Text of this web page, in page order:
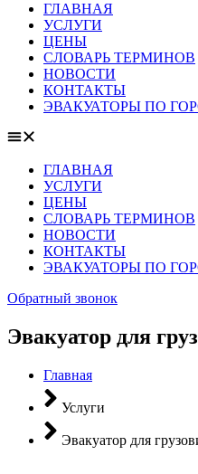
ГЛАВНАЯ
УСЛУГИ
ЦЕНЫ
СЛОВАРЬ ТЕРМИНОВ
НОВОСТИ
КОНТАКТЫ
ЭВАКУАТОРЫ ПО
ГЛАВНАЯ
УСЛУГИ
ЦЕНЫ
СЛОВАРЬ ТЕРМИНОВ
НОВОСТИ
КОНТАКТЫ
ЭВАКУАТОРЫ ПО
Обратный звонок
Эвакуатор для
Главная
Услуги
Эвакуатор для